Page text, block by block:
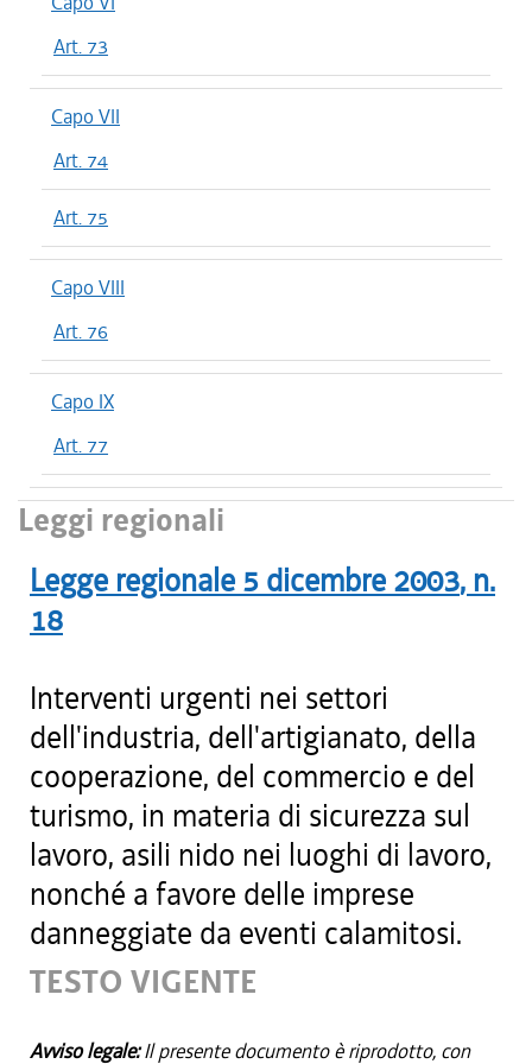
Art. 73
Capo VII
Art. 74
Art. 75
Capo VIII
Art. 76
Capo IX
Art. 77
Leggi regionali
Legge regionale 5 dicembre 2003, n.
18
Interventi urgenti nei settori
dell'industria, dell'artigianato, della
cooperazione, del commercio e del
turismo, in materia di sicurezza sul
lavoro, asili nido nei luoghi di lavoro,
nonché a favore delle imprese
danneggiate da eventi calamitosi.
TESTO VIGENTE
Avviso legale:Il presente documento è riprodotto, con